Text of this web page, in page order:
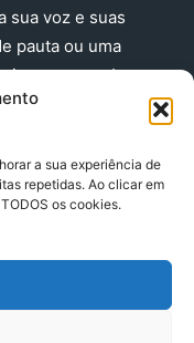
a sua experiência de
repetidas. Ao clicar em
os cookies.
sua voz e suas
pauta ou uma
nos agora!
0001-36 End .
Fernandez – Sala